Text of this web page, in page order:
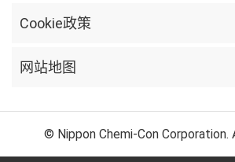
Cookie政策
网站地图
© Nippon Chemi-Con Corporation.